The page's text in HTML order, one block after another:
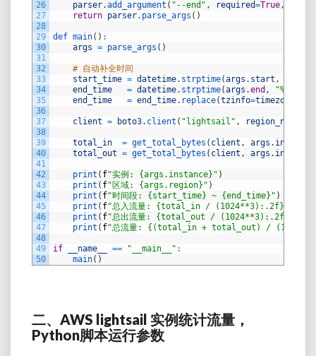
26
27
28
29
30
31
32
33
34
35
36
37
38
39
40
41
42
43
44
45
46
47
48
49
50
parser.add_argument ( "--end" , required=True ,
return parser. parse_args ( )
def main( ) :
args = parse_args ( )
# 自动补全时间
start_time = datetime. strptime(args . start ,
end_time
= datetime. strptime(args .end ,
"%Y-%m-
end_time
= end_time. replace(tzinfo=timezone
client = boto3. client ( "lightsail" , region_name
total_in = get_total_bytes ( client , args . instance
total_out = get_total_bytes ( client , args . instance
print ( f"实例: {args.instance}" )
print ( f"区域: {args.region}" )
print ( f"时间段: {start_time} ~ {end_time}" )
print ( f"总入流量: {total_in / (1024**3):.2f} GB
print ( f"总出流量: {total_out / (1024**3):.2f} GB
print ( f"总流量: {(total_in + total_out) /
if __name__ == "__main__" :
main( )
二、AWS lightsail 实例统计流量，
Python脚本运行参数